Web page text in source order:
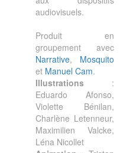
audiovisuels.
Produit en
groupement avec
Narrative, Mosquito
et Manuel Cam.
Illustrations :
Eduardo Afonso,
Violette Bénilan,
Charlène Letenneur,
Maximilien Valcke,
Léna Nicollet